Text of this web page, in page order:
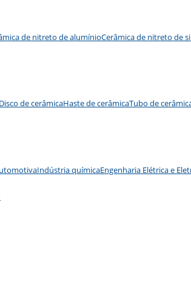
de nitreto de alumínioCerâmica de nitreto de
Disco de cerâmicaHaste de cerâmicaTubo de
Indústria químicaEngenharia Elétrica e